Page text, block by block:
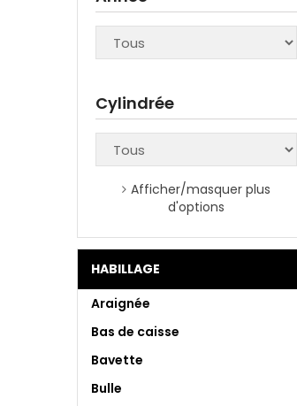
Cylindrée
Afficher/masquer plus
d'options
HABILLAGE
Araignée
Bas de caisse
Bavette
Bulle